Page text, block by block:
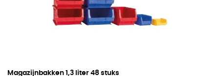
Magazijnbakken 1,3 liter 48 stuks